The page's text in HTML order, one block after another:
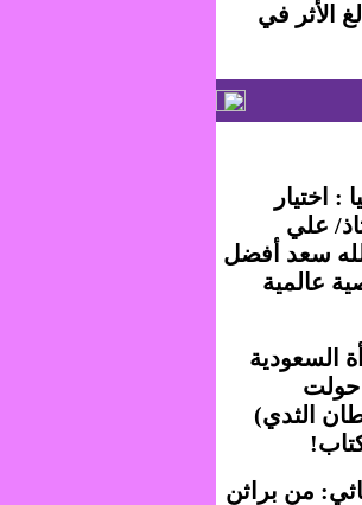
الأثر في
: اختيار
علي
سعد أفضل
عالمية
السعودية
حولت
الثدي)
من براثن